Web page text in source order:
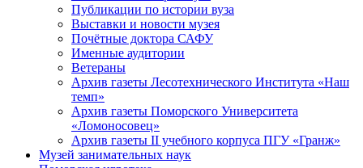
Публикации по истории вуза
Выставки и новости музея
Почётные доктора САФУ
Именные аудитории
Ветераны
Архив газеты Лесотехнического Института «Наш
темп»
Архив газеты Поморского Университета
«Ломоносовец»
Архив газеты II учебного корпуса ПГУ «Гранж»
Музей занимательных наук